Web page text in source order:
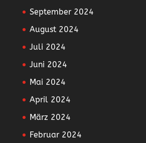
September 2024
August 2024
Juli 2024
Juni 2024
Mai 2024
April 2024
März 2024
Februar 2024